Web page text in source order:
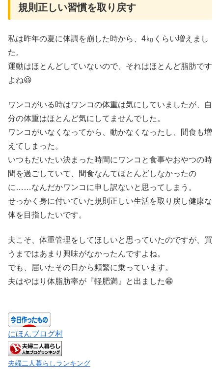
規則正しい習慣を取り戻す
私は昨年の夏に体調を崩した時から、4㎏くらい増えまし
た。
運動はほとんどしていないので、それはほとんど脂肪です
よね😆
ワンコがいる時はワンコの体重は気にしていましたが、自
分の体重はほとんど気にしてませんでした。
ワンコがいなくなってから、動かなくなったし、間食も増
えてしまった。
いつもだいたい決まった時間にワンコと食事やおやつの時
間を過ごしていて、間食なんてほとんどしなかったの
に……なんだかワンコに申し訳ないと思ってしまう。
せっかく身に付いていた規則正しい生活を取り戻し健康な
体を目指したいです。
夫こそ、体重管理をしてほしいと思っていたのですが、買
うまではあまり興味がなかったんですよね。
でも、届いたその日から頻繁に乗っています。
夫はやはり体脂肪率が『軽肥満』と出ました😁
にほんブログ村
夫婦二人暮らしランキング